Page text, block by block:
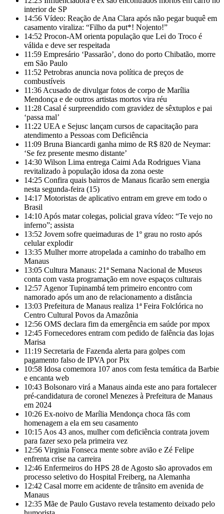
interior de SP
14:56 Vídeo: Reação de Ana Clara após não pegar buquê em
casamento viraliza: “Filho da put*! Nojento!”
14:52 Procon-AM orienta população que Lei do Troco é
válida e deve ser respeitada
11:59 Empresário ‘Passarão’, dono do porto Chibatão, morre
em São Paulo
11:52 Petrobras anuncia nova política de preços de
combustíveis
11:36 Acusado de divulgar fotos de corpo de Marília
Mendonça e de outros artistas mortos vira réu
11:28 Casal é surpreendido com gravidez de sêxtuplos e pai
‘passa mal’
11:22 UEA e Sejusc lançam cursos de capacitação para
atendimento a Pessoas com Deficiência
11:09 Bruna Biancardi ganha mimo de R$ 820 de Neymar:
‘Se fez presente mesmo distante’
14:30 Wilson Lima entrega Caimi Ada Rodrigues Viana
revitalizado à população idosa da zona oeste
14:25 Confira quais bairros de Manaus ficarão sem energia
nesta segunda-feira (15)
14:17 Motoristas de aplicativo entram em greve em todo o
Brasil
14:10 Após matar colegas, policial grava vídeo: “Te vejo no
inferno”; assista
13:52 Jovem sofre queimaduras de 1º grau no rosto após
celular explodir
13:35 Mulher morre atropelada a caminho do trabalho em
Manaus
13:05 Cultura Manaus: 21ª Semana Nacional de Museus
conta com vasta programação em nove espaços culturais
12:57 Agenor Tupinambá tem primeiro encontro com
namorado após um ano de relacionamento a distância
13:03 Prefeitura de Manaus realiza 1ª Feira Folclórica no
Centro Cultural Povos da Amazônia
12:56 OMS declara fim da emergência em saúde por mpox
12:45 Fornecedores entram com pedido de falência das lojas
Marisa
11:19 Secretaria de Fazenda alerta para golpes com
pagamento falso de IPVA por Pix
10:58 Idosa comemora 107 anos com festa temática da Barbie
e encanta web
10:43 Bolsonaro virá a Manaus ainda este ano para fortalecer
pré-candidatura de coronel Menezes à Prefeitura de Manaus
em 2024
10:26 Ex-noivo de Marília Mendonça choca fãs com
homenagem a ela em seu casamento
10:15 Aos 43 anos, mulher com deficiência contrata jovem
para fazer sexo pela primeira vez
12:56 Virginia Fonseca mente sobre avião e Zé Felipe
enfrenta crise na carreira
12:46 Enfermeiros do HPS 28 de Agosto são aprovados em
processo seletivo do Hospital Freiberg, na Alemanha
12:42 Casal morre em acidente de trânsito em avenida de
Manaus
12:35 Mãe de Paulo Gustavo revela testamento deixado pelo